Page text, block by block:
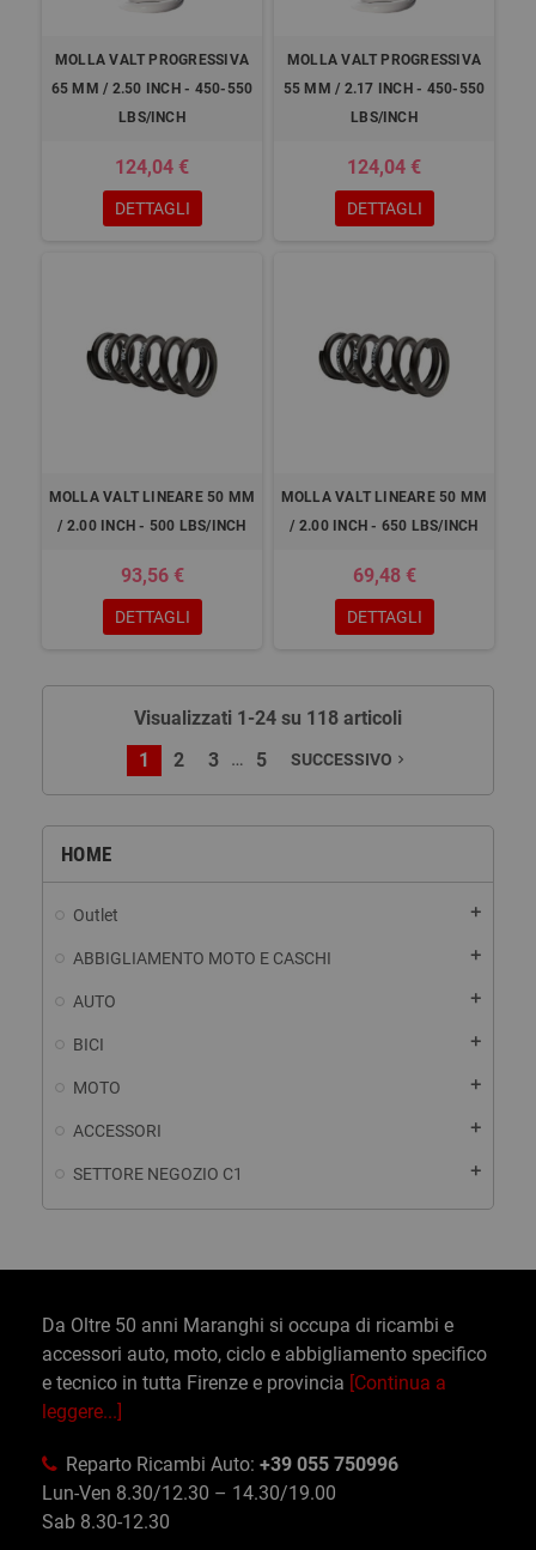
HOME
Outlet add
ABBIGLIAMENTO MOTO E CASCHI add
AUTO add
BICI add
MOTO add
ACCESSORI add
SETTORE NEGOZIO C1 add
MOLLA VALT PROGRESSIVA
65 MM / 2.50 INCH - 450-550
LBS/INCH
124,04 €
DETTAGLI
MOLLA VALT PROGRESSIVA
55 MM / 2.17 INCH - 450-550
LBS/INCH
124,04 €
DETTAGLI
MOLLA VALT LINEARE 50 MM
/ 2.00 INCH - 500 LBS/INCH
93,56 €
DETTAGLI
MOLLA VALT LINEARE 50 MM
/ 2.00 INCH - 650 LBS/INCH
69,48 €
DETTAGLI
Visualizzati 1-24 su 118 articoli
1
2 3 … 5 SUCCESSIVO navigate_next
Da Oltre 50 anni Maranghi si occupa di ricambi e
accessori auto, moto, ciclo e abbigliamento specifico
e tecnico in tutta Firenze e provincia [Continua a
leggere...]
Reparto Ricambi Auto: +39 055 750996
Lun-Ven 8.30/12.30 – 14.30/19.00
Sab 8.30-12.30